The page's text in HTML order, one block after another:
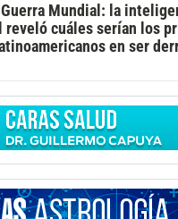
Mundial: la
cuáles serían los
en ser